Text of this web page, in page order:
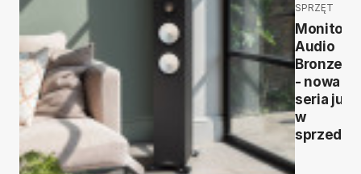
SPRZĘT
Monitor
Audio
Bronze
- nowa
seria już
w